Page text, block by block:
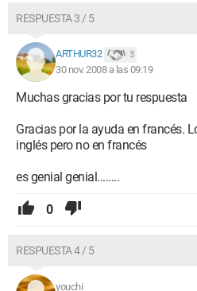
RESPUESTA 3 / 5
ARTHUR32 3
30 nov. 2008 a las 09:19
Muchas gracias por tu respuesta
Gracias por la ayuda en francés.
inglés pero no en francés
es genial genial........
0
RESPUESTA 4 / 5
youchi